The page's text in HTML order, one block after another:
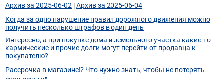
Архив за 2025-06-02 |Архив за 2025-06-04
Когда за одно нарушение правил дорожного движения можно
получить несколько штрафов в один день
Интересно, а при покупке дома и земельного участка какие-то
кармические и прочие долги могут перейти от продавца к
покупателю?
Рассрочка в магазине⁉️ Что нужно знать, чтобы не потерять